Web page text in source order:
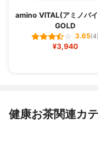
amino VITAL(アミノバ
GOLD
3.65(4)
¥3,940
健康お茶関連カ